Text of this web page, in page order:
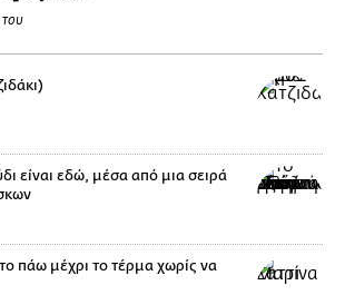
του
είναι εδώ, μέσα από μια σειρά
πάω μέχρι το τέρμα χωρίς να